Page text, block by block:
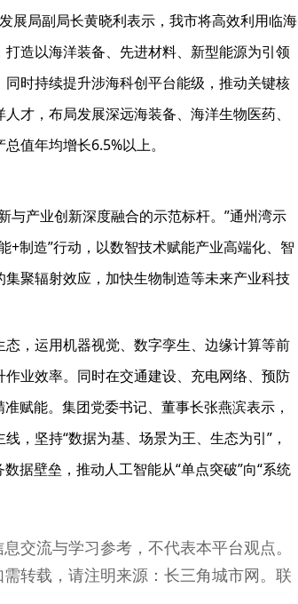
展局副局长黄晓利表示，我市将高效利用临海
造以海洋装备、先进材料、新型能源为引领
时持续提升涉海科创平台能级，推动关键核
才，布局发展深远海装备、海洋生物医药、
值年均增长6.5%以上。
与产业创新深度融合的示范标杆。”通州湾示
+制造”行动，以数智技术赋能产业高端化、智
聚辐射效应，加快生物制造等未来产业科技
，运用机器视觉、数字孪生、边缘计算等前
业效率。同时在交通建设、充电网络、预防
赋能。集团党委书记、董事长张燕滨表示，
，坚持“数据为基、场景为王、生态为引”，
据壁垒，推动人工智能从“单点突破”向“系统
交流与学习参考，不代表本平台观点。
转载，请注明来源：长三角城市网。联